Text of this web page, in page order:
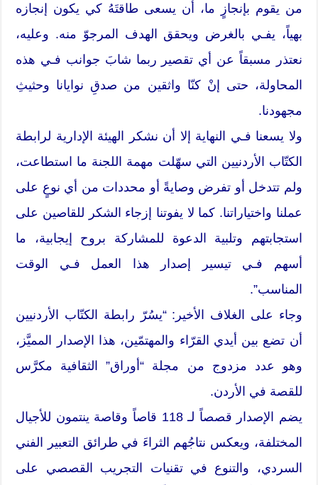
من يقوم بإنجازٍ ما، أن يسعى طاقتَهُ كي يكون إنجازه
بهياً، يفـي بالغرض ويحقق الهدف المرجوّ منه. وعليه،
نعتذر مسبقاً عن أي تقصير ربما شابَ جوانب فـي هذه
المحاولة، حتى إنْ كنّا واثقين من صدقِ نوايانا وحثيثِ
مجهودنا.
ولا يسعنا فـي النهاية إلا أن نشكر الهيئة الإدارية لرابطة
الكتّاب الأردنيين التي سهّلت مهمة اللجنة ما استطاعت،
ولم تتدخل أو تفرض وصايةً أو محددات من أي نوعٍ على
عملنا واختياراتنا. كما لا يفوتنا إزجاء الشكر للقاصين على
استجابتهم وتلبية الدعوة للمشاركة بروح إيجابية، ما
أسهم فـي تيسير إصدار هذا العمل فـي الوقت
المناسب”.
وجاء على الغلاف الأخير: “يسُرّ رابطة الكتّاب الأردنيين
أن تضع بين أيدي القرّاء والمهتمّين، هذا الإصدار المميَّز،
وهو عدد مزدوج من مجلة “أوراق” الثقافية مكرَّس
للقصة في الأردن.
يضم الإصدار قصصاً لـ 118 قاصاً وقاصة ينتمون للأجيال
المختلفة، ويعكس نتاجُهم الثراءَ في طرائق التعبير الفني
السردي، والتنوع في تقنيات التجريب القصصي على